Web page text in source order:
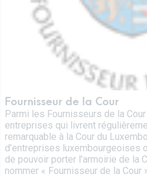
Fournisseur de la Cour
Parmi les Fournisseurs de la
entreprises qui livrent
remarquable à la Cour du
d’entreprises luxembourgeoises
de pouvoir porter l’armoirie de la
nommer « Fournisseur de la Cour